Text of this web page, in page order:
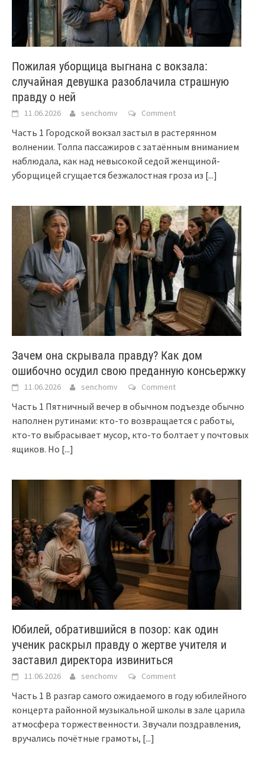
Пожилая уборщица выгнана с вокзала:
случайная девушка разоблачила страшную
правду о ней
11.06.2026 senchomv Comment
Часть 1 Городской вокзал застыл в растерянном
волнении. Толпа пассажиров с затаённым вниманием
наблюдала, как над невысокой седой женщиной-
уборщицей сгущается безжалостная гроза из [...]
Зачем она скрывала правду? Как дом
ошибочно осудил свою преданную консьержку
11.06.2026 senchomv Comment
Часть 1 Пятничный вечер в обычном подъезде обычно
наполнен рутинами: кто-то возвращается с работы,
кто-то выбрасывает мусор, кто-то болтает у почтовых
ящиков. Но [...]
Юбилей, обратившийся в позор: как один
ученик раскрыл правду о жертве учителя и
заставил директора извиниться
11.06.2026 senchomv Comment
Часть 1 В разгар самого ожидаемого в году юбилейного
концерта районной музыкальной школы в зале царила
атмосфера торжественности. Звучали поздравления,
вручались почётные грамоты, [...]